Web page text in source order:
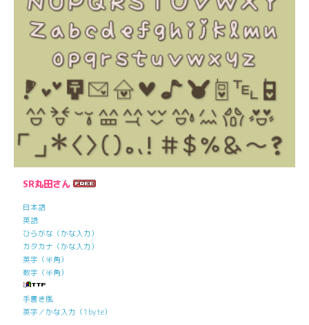
SR丸田さん
日本語
英語
ひらがな（かな入力）
カタカナ（かな入力）
英字（半角）
数字（半角）
手書き風
英字／かな入力（1byte）